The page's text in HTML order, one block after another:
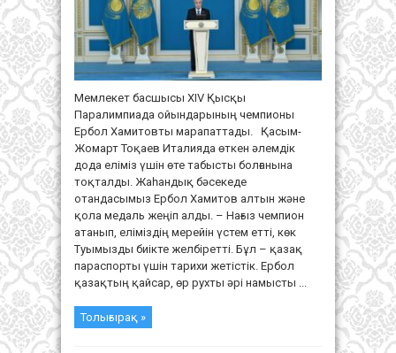
Хамитов
оның
бапкерлерін
марапаттау
рәсімі
өтті
Мемлекет басшысы ХІV Қысқы
Паралимпиада ойындарының чемпионы
Ербол Хамитовты марапаттады. Қасым-
Жомарт Тоқаев Италияда өткен әлемдік
дода еліміз үшін өте табысты болғанына
тоқталды. Жаһандық бәсекеде
отандасымыз Ербол Хамитов алтын және
қола медаль жеңіп алды. – Нағыз чемпион
атанып, еліміздің мерейін үстем етті, көк
Туымызды биікте желбіретті. Бұл – қазақ
параспорты үшін тарихи жетістік. Ербол
қазақтың қайсар, өр рухты әрі намысты ...
Толығырақ »